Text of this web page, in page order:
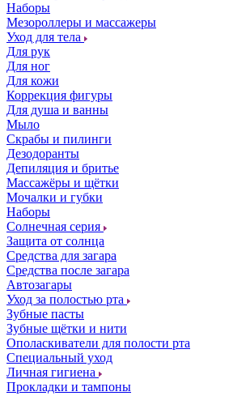
Наборы
Мезороллеры и массажеры
Уход для тела
Для рук
Для ног
Для кожи
Коррекция фигуры
Для душа и ванны
Мыло
Скрабы и пилинги
Дезодоранты
Депиляция и бритье
Массажёры и щётки
Мочалки и губки
Наборы
Солнечная серия
Защита от солнца
Средства для загара
Средства после загара
Автозагары
Уход за полостью рта
Зубные пасты
Зубные щётки и нити
Ополаскиватели для полости рта
Специальный уход
Личная гигиена
Прокладки и тампоны